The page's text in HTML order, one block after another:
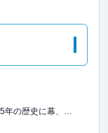
相葉雅紀の冠ラジオ番組が25年の歴史に幕、愛された長寿番組が終了へ